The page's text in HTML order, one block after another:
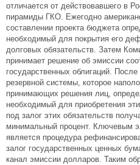
отличается от действовавшего в
пирамиды ГКО. Ежегодно
составлении проекта бюджета
необходимый для покрытия его
долговых обязательств. Затем
принимает решение об эмиссии
государственных облигаций.
резервной системы, которое
принимающих решения лиц,
необходимый для приобретения
под залог этих обязательств
минимальный процент. Ключевым
является процедура
залог государственных ценных
канал эмиссии долларов. Таким